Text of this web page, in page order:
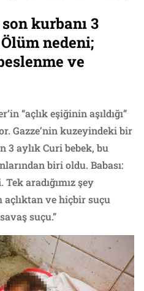
kurbanı 3
nedeni;
ve
“açlık eşiğinin aşıldığı”
Gazze’nin kuzeyindeki bir
3 aylık Curi bebek, bu
biri oldu. Babası:
Tek aradığımız şey
açlıktan ve hiçbir suçu
suçu.”